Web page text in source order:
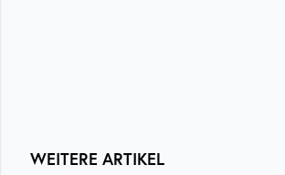
WEITERE ARTIKEL